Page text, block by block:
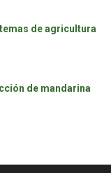
de agricultura
de mandarina